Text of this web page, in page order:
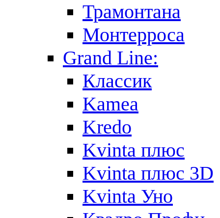
Трамонтана
Монтерроса
Grand Line:
Классик
Kamea
Kredo
Kvinta плюс
Kvinta плюс 3D
Kvinta Уно